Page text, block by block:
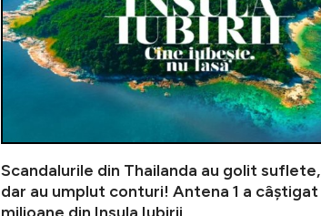
Scandalurile din Thailanda au golit suflete,
dar au umplut conturi! Antena 1 a câștigat